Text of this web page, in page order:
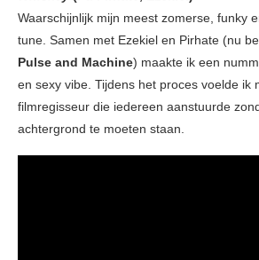
Waarschijnlijk mijn meest zomerse, funky
tune. Samen met Ezekiel en Pirhate (nu
Pulse and Machine) maakte ik een
en sexy vibe. Tijdens het proces voelde ik
filmregisseur die iedereen aanstuurde
achtergrond te moeten staan.